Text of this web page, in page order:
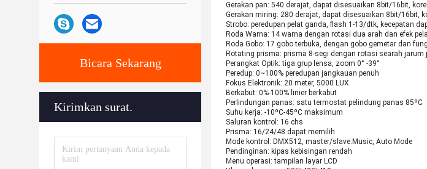
Bicara Sekarang
Kirimkan surat.
Gerakan pan: 540 derajat, dapat disesuaikan 8bit/16bit,
Gerakan miring: 280 derajat, dapat disesuaikan 8bit/16bit,
Strobo: peredupan pelat ganda, flash 1-13/dtk, kecepatan
Roda Warna: 14 warna dengan rotasi dua arah dan efek
Roda Gobo: 17 gobo terbuka, dengan gobo gemetar dan
Rotating prisma: prisma 8-segi dengan rotasi searah
Perangkat Optik: tiga grup lensa, zoom 0° -39°
Peredup: 0~100% peredupan jangkauan penuh
Fokus Elektronik: 20 meter, 5000 LUX
Berkabut: 0%-100% linier berkabut
Perlindungan panas: satu termostat pelindung panas 85ºC
Suhu kerja: -10ºC-45ºC maksimum
Saluran kontrol: 16 chs
Prisma: 16/24/48 dapat memilih
Mode kontrol: DMX512, master/slave.Music, Auto Mode
Pendinginan: kipas kebisingan rendah
Menu operasi: tampilan layar LCD